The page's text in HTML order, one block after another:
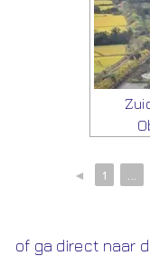
◄ 1
of ga direct naar